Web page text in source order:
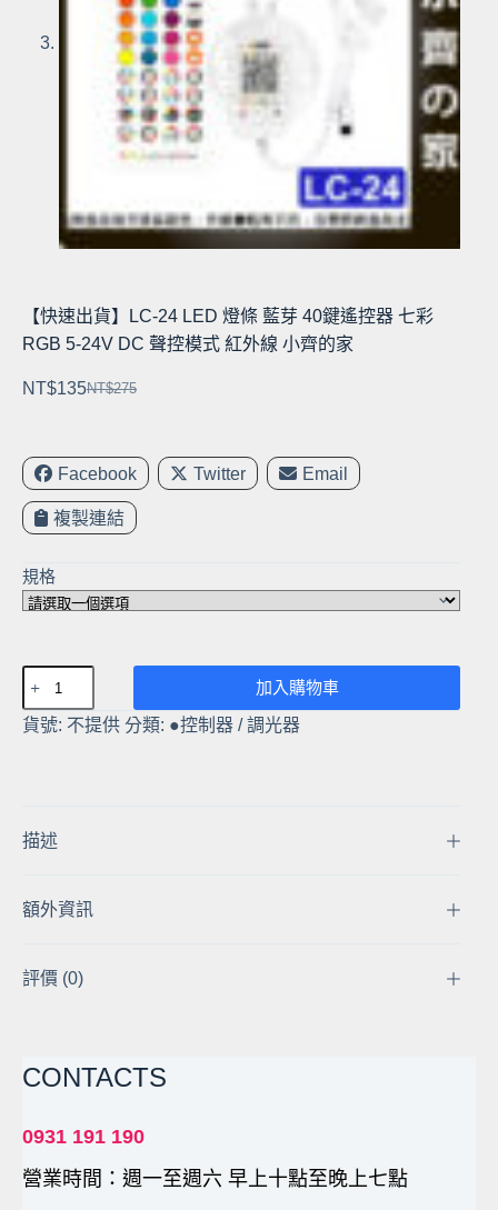
【快速出貨】LC-24 LED 燈條 藍芽 40鍵遙控器 七彩
RGB 5-24V DC 聲控模式 紅外線 小齊的家
NT$275
原
價
格：
NT$275。
NT$135
目
價
格：
NT$135。
Facebook Twitter Email
複製連結
規格
速
出
LED
藍
40
器
彩
5-
加入購物車
貨號: 不提供 分類: ●控制器 / 調光器
描述
額外資訊
評價 (0)
CONTACTS
0931 191 190
營業時間：週一至週六 早上十點至晚上七點